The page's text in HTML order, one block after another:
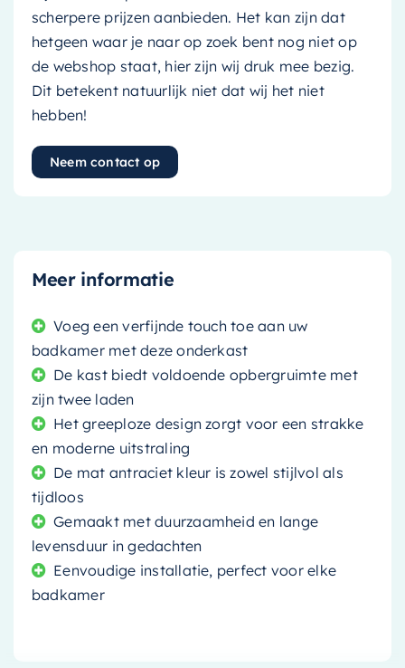
scherpere prijzen aanbieden. Het kan zijn dat
hetgeen waar je naar op zoek bent nog niet op
de webshop staat, hier zijn wij druk mee bezig.
Dit betekent natuurlijk niet dat wij het niet
hebben!
Neem contact op
Meer informatie
Voeg een verfijnde touch toe aan uw
badkamer met deze onderkast
De kast biedt voldoende opbergruimte met
zijn twee laden
Het greeploze design zorgt voor een strakke
en moderne uitstraling
De mat antraciet kleur is zowel stijlvol als
tijdloos
Gemaakt met duurzaamheid en lange
levensduur in gedachten
Eenvoudige installatie, perfect voor elke
badkamer